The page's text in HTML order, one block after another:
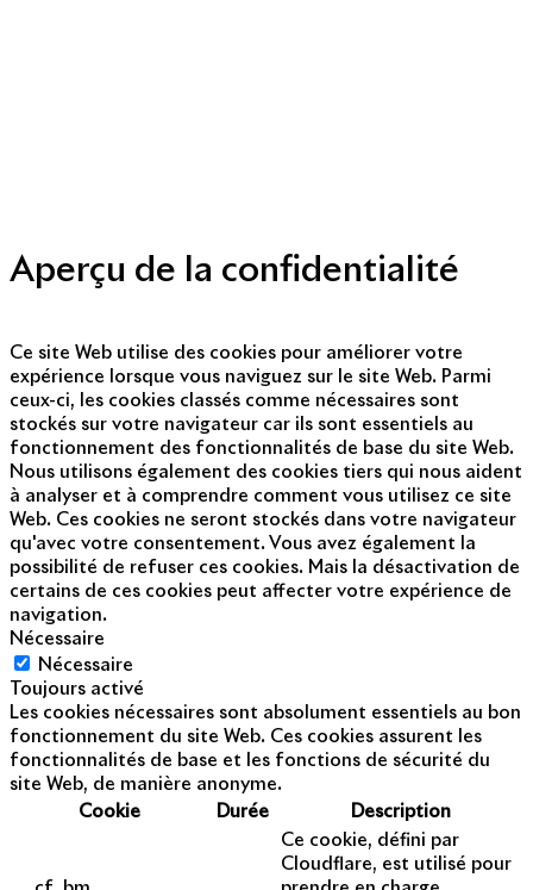
Aperçu de la confidentialité
Ce site Web utilise des cookies pour améliorer votre
expérience lorsque vous naviguez sur le site Web. Parmi
ceux-ci, les cookies classés comme nécessaires sont
stockés sur votre navigateur car ils sont essentiels au
fonctionnement des fonctionnalités de base du site Web.
Nous utilisons également des cookies tiers qui nous aident
à analyser et à comprendre comment vous utilisez ce site
Web. Ces cookies ne seront stockés dans votre navigateur
qu'avec votre consentement. Vous avez également la
possibilité de refuser ces cookies. Mais la désactivation de
certains de ces cookies peut affecter votre expérience de
navigation.
Nécessaire
Nécessaire
Toujours activé
Les cookies nécessaires sont absolument essentiels au bon
fonctionnement du site Web. Ces cookies assurent les
fonctionnalités de base et les fonctions de sécurité du
site Web, de manière anonyme.
Cookie
Durée Description
Ce cookie, défini par
Cloudflare, est utilisé pour